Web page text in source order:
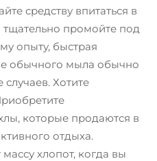
средству впитаться в
тщательно промойте под
опыту, быстрая
обычного мыла обычно
Хотите
которые продаются в
отдыха.
хлопот, когда вы